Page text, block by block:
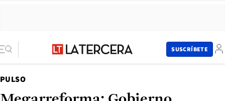
SUSCRÍBETE
PULSO